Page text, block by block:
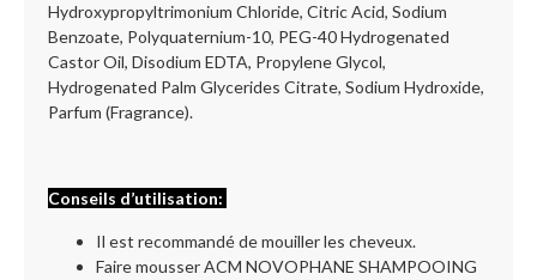
Hydroxypropyltrimonium Chloride, Citric Acid, Sodium
Benzoate, Polyquaternium-10, PEG-40 Hydrogenated
Castor Oil, Disodium EDTA, Propylene Glycol,
Hydrogenated Palm Glycerides Citrate, Sodium Hydroxide,
Parfum (Fragrance).​
Conseils d’utilisation:
Il est recommandé de mouiller les cheveux.
Faire mousser ACM NOVOPHANE SHAMPOOING